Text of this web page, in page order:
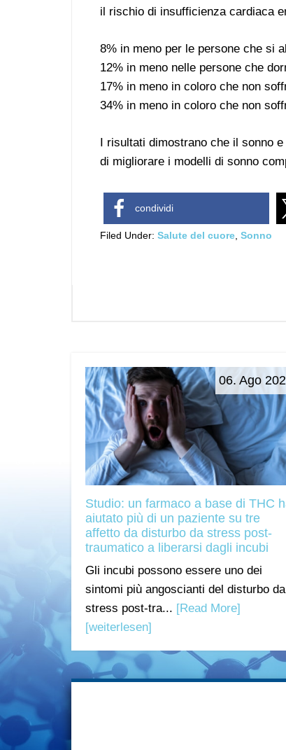
il rischio di insufficienza cardiaca
8% in meno per le persone che si
12% in meno nelle persone che
17% in meno in coloro che non
34% in meno in coloro che non
I risultati dimostrano che il sonno e
di migliorare i modelli di sonno
condividi
Filed Under: Salute del cuore Sonno
06. Ago
Studio: un farmaco a base di THC
aiutato più di un paziente su tre
affetto da disturbo da stress post-
traumatico a liberarsi dagli incubi
Gli incubi possono essere uno dei
sintomi più angoscianti del disturbo da
stress post-tra... [Read More]
[weiterlesen]